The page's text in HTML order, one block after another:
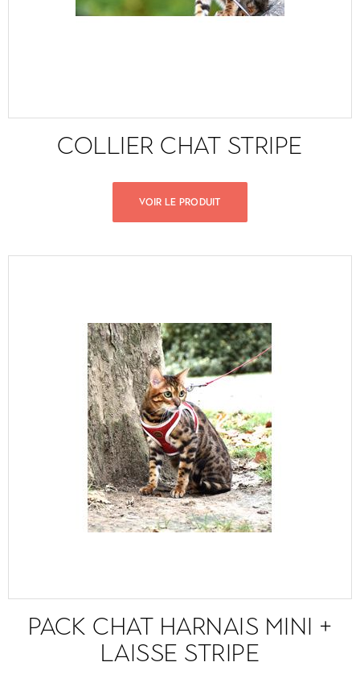
COLLIER CHAT STRIPE
VOIR LE PRODUIT
PACK CHAT HARNAIS MINI +
LAISSE STRIPE